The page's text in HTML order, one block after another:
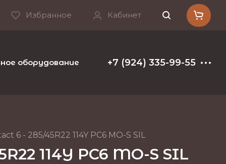
Избранное Кабинет
оборудование и расходные материалы
+7 (924) 335-99-55
- 285/45R22 114Y PC6 MO-S SIL
114Y PC6 MO-S SIL